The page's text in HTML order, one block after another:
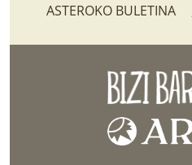
ASTEROKO BULETINA